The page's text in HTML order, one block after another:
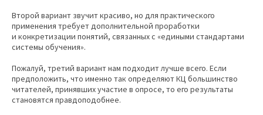
Второй вариант звучит красиво, но для практического
применения требует дополнительной проработки
и конкретизации понятий, связанных с «едиными стандартами
системы обучения».
Пожалуй, третий вариант нам подходит лучше всего. Если
предположить, что именно так определяют КЦ большинство
читателей, принявших участие в опросе, то его результаты
становятся правдоподобнее.